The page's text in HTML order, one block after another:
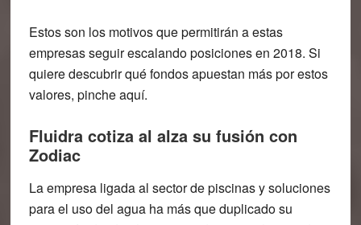
Estos son los motivos que permitirán a estas
empresas seguir escalando posiciones en 2018. Si
quiere descubrir qué fondos apuestan más por estos
valores, pinche aquí.
Fluidra cotiza al alza su fusión con
Zodiac
La empresa ligada al sector de piscinas y soluciones
para el uso del agua ha más que duplicado su